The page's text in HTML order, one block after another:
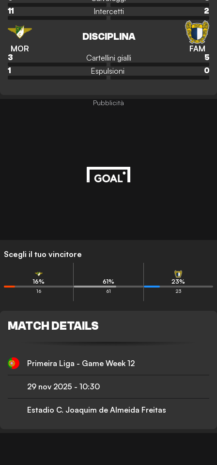
11
Intercetti 2
MOR
DISCIPLINA
FAM
3 Cartellini gialli
5
1
Espulsioni 0
Scegli il tuo vincitore
16%
16
61%
61
23%
23
MATCH DETAILS
Primeira Liga - Game Week 12
29 nov 2025 - 10:30
Estadio C. Joaquim de Almeida Freitas
Pubblicità